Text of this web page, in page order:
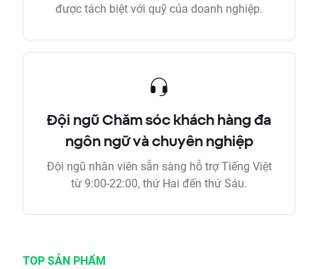
được tách biệt với quỹ của doanh nghiệp.
Đội ngũ Chăm sóc khách hàng đa
ngôn ngữ và chuyên nghiệp
Đội ngũ nhân viên sẵn sàng hỗ trợ Tiếng Việt
từ 9:00-22:00, thứ Hai đến thứ Sáu.
TOP SẢN PHẨM